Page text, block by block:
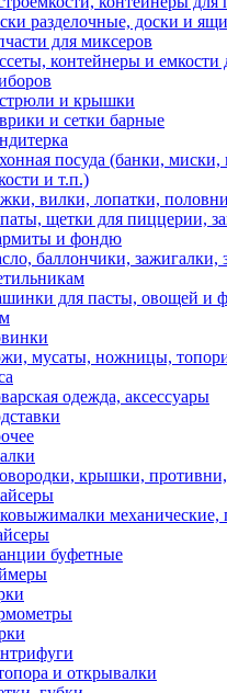
разделочные, доски и
для миксеров
контейнеры и емкости
и крышки
и сетки барные
посуда (банки, миски,
и т.п.)
вилки, лопатки,
щетки для пиццерии,
и фондю
баллончики, зажигалки,
для пасты, овощей и
мусаты, ножницы,
одежда, аксессуары
крышки,
механические,
буфетные
и открывалки